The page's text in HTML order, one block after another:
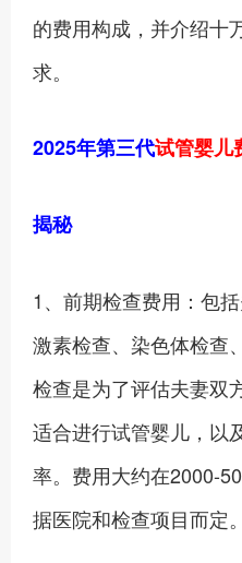
的费用构成，并介绍十
求。
2025年第三代试管婴儿
揭秘
1、前期检查费用：包
激素检查、染色体检查
检查是为了评估夫妻双
适合进行试管婴儿，以
率。费用大约在2000-
据医院和检查项目而定。